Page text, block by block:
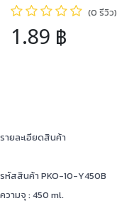
(0 รีวิว)
1.89 ฿
รายละเอียดสินค้า
รหัสสินค้า PKO-10-Y450B
ความจุ : 450 ml.